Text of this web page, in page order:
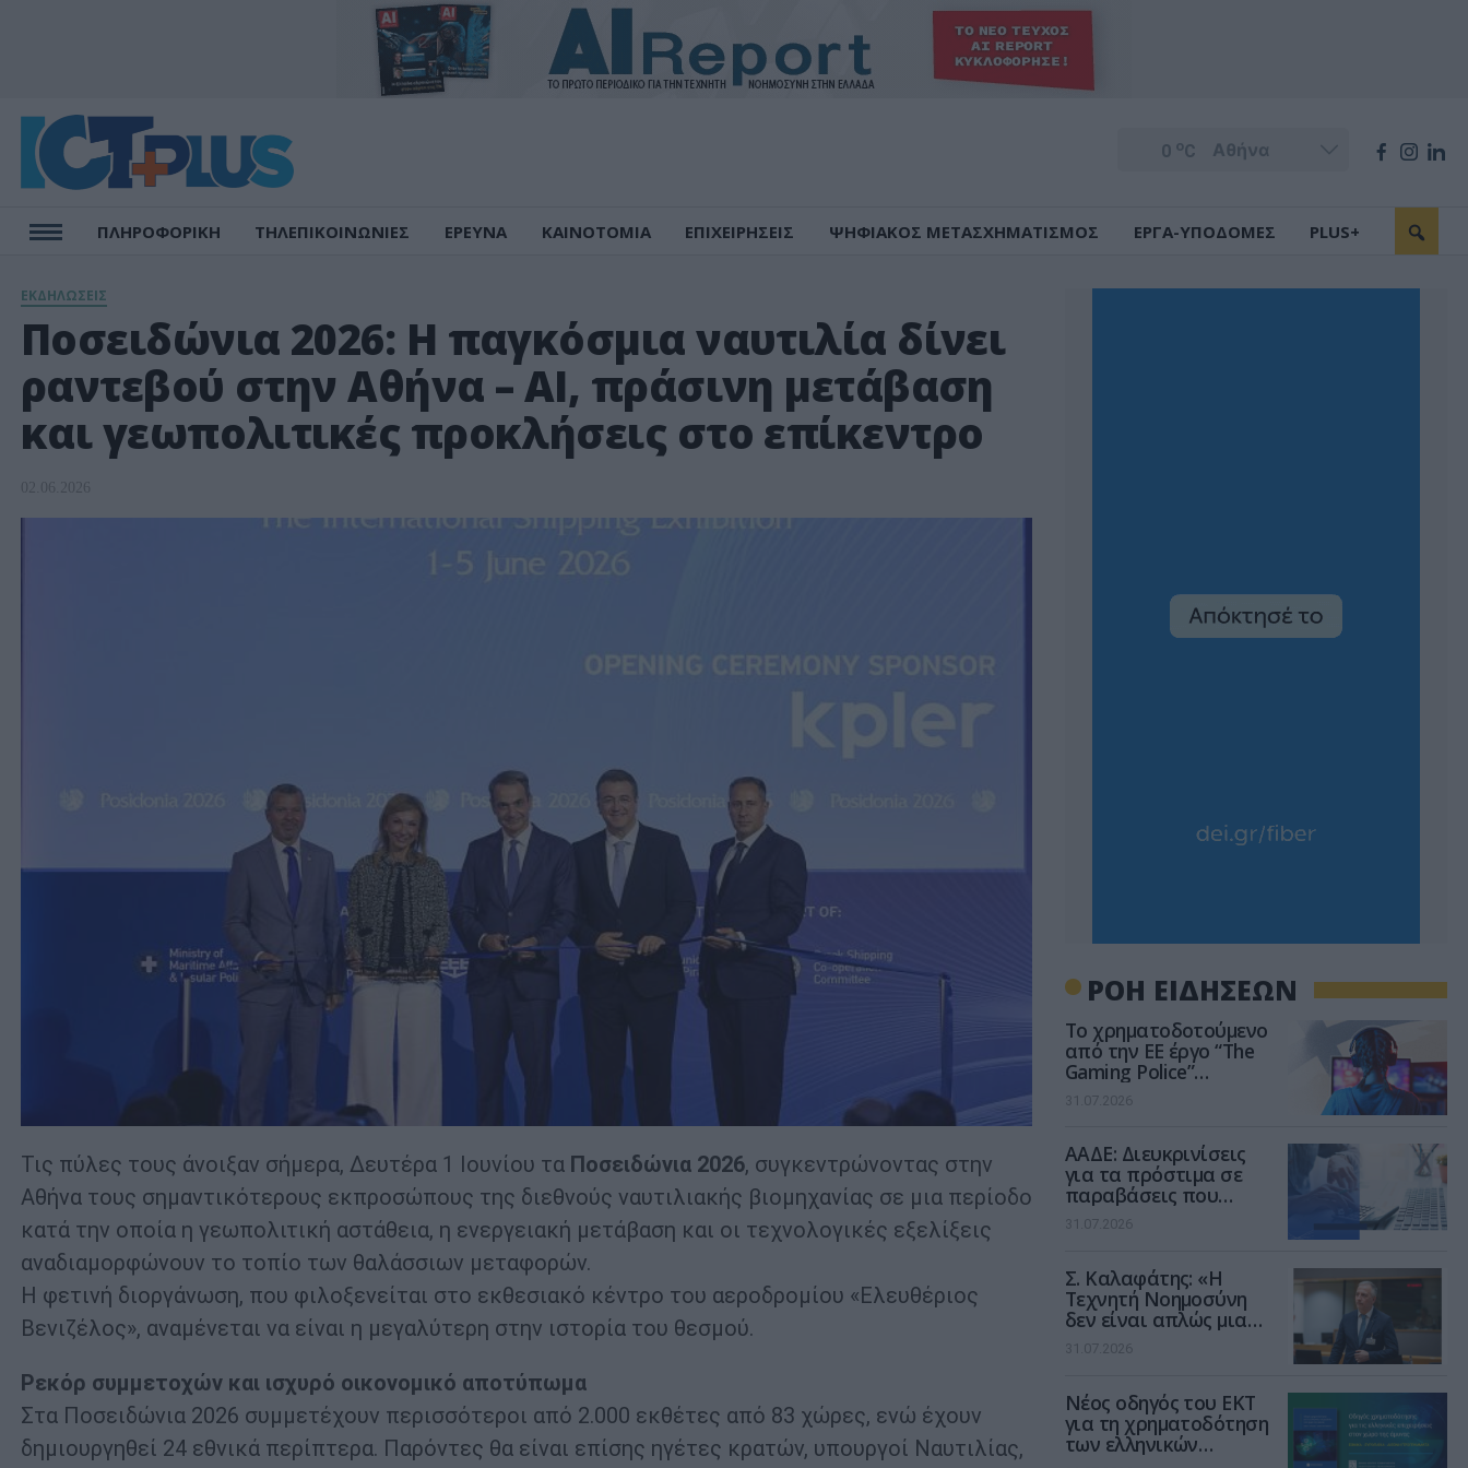
0 oC
ΠΛΗΡΟΦΟΡΙΚΗ ΤΗΛΕΠΙΚΟΙΝΩΝΙΕΣ ΕΡΕΥΝΑ ΚΑΙΝΟΤΟΜΙΑ ΕΠΙΧΕΙΡΗΣΕΙΣ ΨΗΦΙΑΚΟΣ ΜΕΤΑΣΧΗΜΑΤΙΣΜΟΣ ΕΡΓΑ-ΥΠΟΔΟΜΕΣ PLUS+
ΕΚΔΗΛΩΣΕΙΣ
Ποσειδώνια 2026: Η παγκόσμια ναυτιλία δίνει
ραντεβού στην Αθήνα – AI, πράσινη μετάβαση
και γεωπολιτικές προκλήσεις στο επίκεντρο
02.06.2026
Τις πύλες τους άνοιξαν σήμερα, Δευτέρα 1 Ιουνίου τα Ποσειδώνια 2026, συγκεντρώνοντας στην
Αθήνα τους σημαντικότερους εκπροσώπους της διεθνούς ναυτιλιακής βιομηχανίας σε μια περίοδο
κατά την οποία η γεωπολιτική αστάθεια, η ενεργειακή μετάβαση και οι τεχνολογικές εξελίξεις
αναδιαμορφώνουν το τοπίο των θαλάσσιων μεταφορών.
Η φετινή διοργάνωση, που φιλοξενείται στο εκθεσιακό κέντρο του αεροδρομίου «Ελευθέριος
Βενιζέλος», αναμένεται να είναι η μεγαλύτερη στην ιστορία του θεσμού.
Ρεκόρ συμμετοχών και ισχυρό οικονομικό αποτύπωμα
Στα Ποσειδώνια 2026 συμμετέχουν περισσότεροι από 2.000 εκθέτες από 83 χώρες, ενώ έχουν
δημιουργηθεί 24 εθνικά περίπτερα. Παρόντες θα είναι επίσης ηγέτες κρατών, υπουργοί Ναυτιλίας,
ΡΟΗ ΕΙΔΗΣΕΩΝ
Το χρηματοδοτούμενο
από την ΕΕ έργο “The
Gaming Police”
ενισχύει την ασφάλεια
των παιδιών στο
31.07.2026
ΑΑΔΕ: Διευκρινίσεις
για τα πρόστιμα σε
παραβάσεις που
αφορούν τους ΦΗΜ
31.07.2026
Σ. Καλαφάτης: «Η
Τεχνητή Νοημοσύνη
δεν είναι απλώς μια
νέα τεχνολογία, είναι
μια νέα βιομηχανική
31.07.2026
Νέος οδηγός του ΕΚΤ
για τη χρηματοδότηση
των ελληνικών